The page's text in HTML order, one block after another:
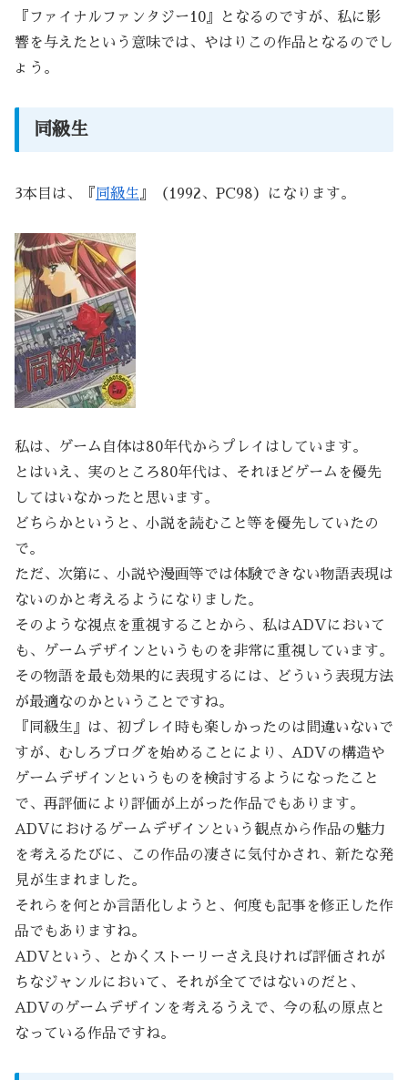
『ファイナルファンタジー10』となるのですが、私に影
響を与えたという意味では、やはりこの作品となるのでし
ょう。
同級生
3本目は、『 同級生 』（1992、PC98）になります。
私は、ゲーム自体は80年代からプレイはしています。
とはいえ、実のところ80年代は、それほどゲームを優先
してはいなかったと思います。
どちらかというと、小説を読むこと等を優先していたの
で。
ただ、次第に、小説や漫画等では体験できない物語表現は
ないのかと考えるようになりました。
そのような視点を重視することから、私はADVにおいて
も、ゲームデザインというものを非常に重視しています。
その物語を最も効果的に表現するには、どういう表現方法
が最適なのかということですね。
『同級生』は、初プレイ時も楽しかったのは間違いないで
すが、むしろブログを始めることにより、ADVの構造や
ゲームデザインというものを検討するようになったこと
で、再評価により評価が上がった作品でもあります。
ADVにおけるゲームデザインという観点から作品の魅力
を考えるたびに、この作品の凄さに気付かされ、新たな発
見が生まれました。
それらを何とか言語化しようと、何度も記事を修正した作
品でもありますね。
ADVという、とかくストーリーさえ良ければ評価されが
ちなジャンルにおいて、それが全てではないのだと、
ADVのゲームデザインを考えるうえで、今の私の原点と
なっている作品ですね。